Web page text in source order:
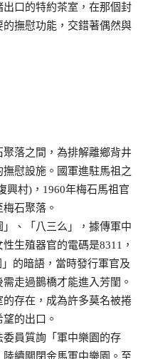
口的特約茶室，在那個封
撫慰功能，交錯著偶然與
落之間，為排解離鄉背井
慰設施。國軍進駐馬祖之
興村)，1960年梅石馬祖官
石聚落。
」、「八三么」，據傳軍中
生殖器官的電碼是8311，
的暗語，當時發行軍官及
走過鵲橋才能進入芳閨。
存在，成為許多莫名被捲
的出口。
員質詢「軍中樂園的存
續關閉金馬軍中樂園。至